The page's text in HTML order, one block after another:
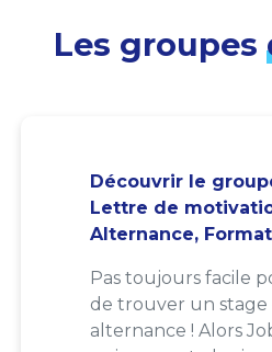
Les groupes
Découvrir le
Lettre de
Alternance,
Pas toujours facile
de trouver un
alternance ! Alors